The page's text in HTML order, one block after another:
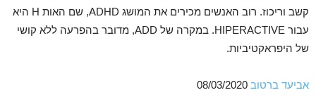
קשב וריכוז. רוב האנשים מכירים את המושג ADHD, שם האות H היא
עבור HIPERACTIVE. במקרה של ADD, מדובר בהפרעה ללא קושי
של היפראקטיביות.
אביעד ברטוב